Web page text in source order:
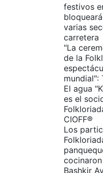
festivos
varias
carretera
"La
de la
mundial":
El agua
es el
CIOFF®️
Los
Bashkir